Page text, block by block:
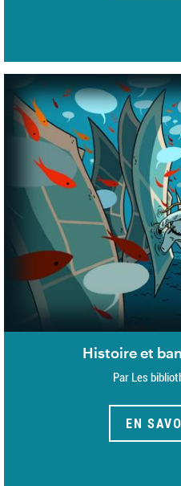
Histoire et
Par Les
EN